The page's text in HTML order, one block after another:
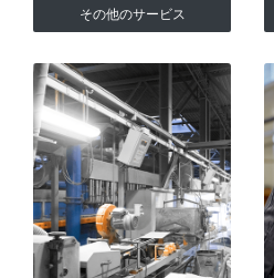
その他のサービス